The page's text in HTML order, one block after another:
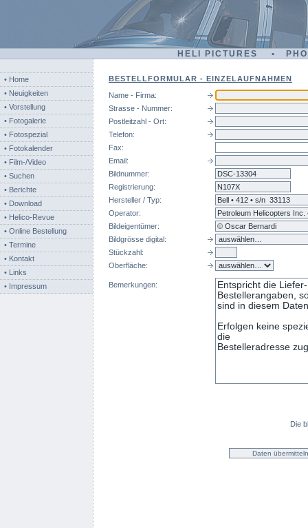
HELI PICTURES •
• Home
• Neuigkeiten
• Vorstellung
• Fotogalerie
• Fotospezial
• Fotokalender
• Film-/Video
• Suchen
• Berichte
• Download
• Helico-Revue
• Online Bestellung
• Termine
• Kontakt
• Links
• Impressum
BESTELLFORMULAR - EINZELAUFNAHMEN
Name - Firma:
Strasse - Nummer:
Postleitzahl - Ort:
Telefon:
Fax:
Email:
Bildnummer:
Registrierung:
Hersteller / Typ:
Operator:
Bildeigentümer:
Bildgrösse digital:
Stückzahl:
Oberfläche:
Bemerkungen:
Die